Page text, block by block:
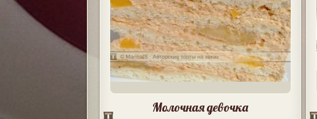
Молочная девочка